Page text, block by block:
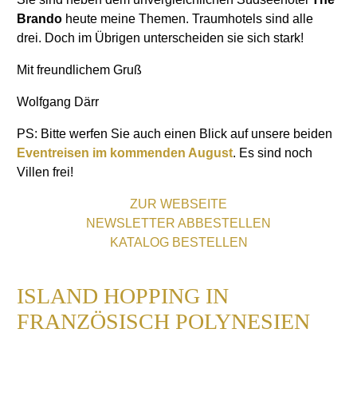
Brando heute meine Themen. Traumhotels sind alle
drei. Doch im Übrigen unterscheiden sie sich stark!
Mit freundlichem Gruß
Wolfgang Därr
PS: Bitte werfen Sie auch einen Blick auf unsere beiden
Eventreisen im kommenden August. Es sind noch
Villen frei!
ZUR WEBSEITE
NEWSLETTER ABBESTELLEN
KATALOG BESTELLEN
ISLAND HOPPING IN
FRANZÖSISCH POLYNESIEN